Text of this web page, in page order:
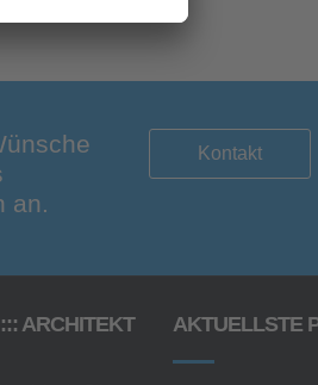
an.
Kontakt
ARCHITEKT AKTUELLSTE